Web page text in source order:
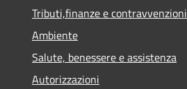
Tributi,finanze e contravvenzioni
Ambiente
Salute, benessere e assistenza
Autorizzazioni